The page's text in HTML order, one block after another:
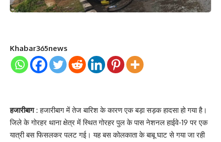
Khabar365news
हजारीबाग :हजारीबाग में तेज बारिश के कारण एक बड़ा सड़क हादसा हो गया है।
जिले के गोरहर थाना क्षेत्र में स्थित गोरहर पुल के पास नेशनल हाईवे-19 पर एक
यात्री बस फिसलकर पलट गई। यह बस कोलकाता के बाबू घाट से गया जा रही